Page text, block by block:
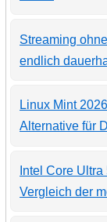
Streaming
endlich
Linux Mint
Alternative für
Intel Core
Vergleich der